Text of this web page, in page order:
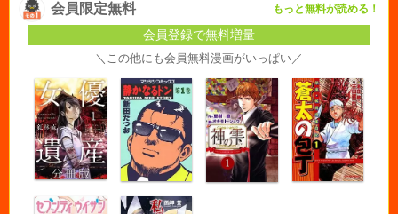
会員限定無料 もっと無料が読める！
会員登録で無料増量
＼この他にも会員無料漫画がいっぱい／